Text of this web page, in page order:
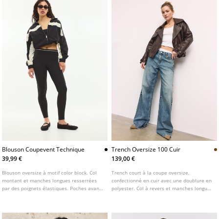
Blouson Coupevent Technique
39,99 €
Blouson oversize à motif color block. Col
montant et manches longues resserrées
par des poignets élastiques. Poches avant.
Trench Oversize 100 Cuir
139,00 €
Trench court à la coupe oversize,
confectionné en cuir avec une doublure en
polyester. Col à revers et manches longues
boutonnée sur le devant.